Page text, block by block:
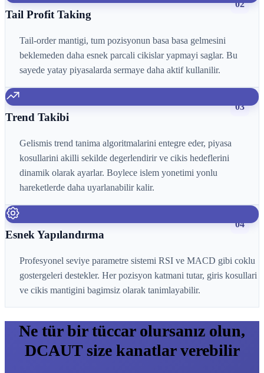
02
Tail Profit Taking
Tail-order mantigi, tum pozisyonun basa basa gelmesini
beklemeden daha esnek parcali cikislar yapmayi saglar. Bu
sayede yatay piyasalarda sermaye daha aktif kullanilir.
03
Trend Takibi
Gelismis trend tanima algoritmalarini entegre eder, piyasa
kosullarini akilli sekilde degerlendirir ve cikis hedeflerini
dinamik olarak ayarlar. Boylece islem yonetimi yonlu
hareketlerde daha uyarlanabilir kalir.
04
Esnek Yapılandırma
Profesyonel seviye parametre sistemi RSI ve MACD gibi coklu
gostergeleri destekler. Her pozisyon katmani tutar, giris kosullari
ve cikis mantigini bagimsiz olarak tanimlayabilir.
Ne tür bir tüccar olursanız olun,
DCAUT size kanatlar verebilir